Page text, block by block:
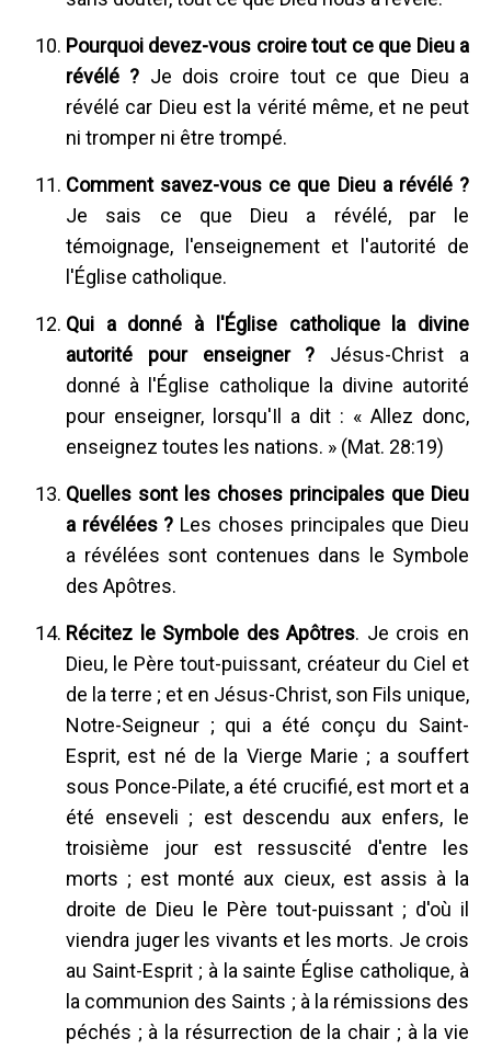
Pourquoi devez-vous croire tout ce que Dieu a
révélé ? Je dois croire tout ce que Dieu a
révélé car Dieu est la vérité même, et ne peut
ni tromper ni être trompé.
Comment savez-vous ce que Dieu a révélé ?
Je sais ce que Dieu a révélé, par le
témoignage, l'enseignement et l'autorité de
l'Église catholique.
Qui a donné à l'Église catholique la divine
autorité pour enseigner ? Jésus-Christ a
donné à l'Église catholique la divine autorité
pour enseigner, lorsqu'Il a dit : « Allez donc,
enseignez toutes les nations. » (Mat. 28:19)
Quelles sont les choses principales que Dieu
a révélées ? Les choses principales que Dieu
a révélées sont contenues dans le Symbole
des Apôtres.
Récitez le Symbole des Apôtres. Je crois en
Dieu, le Père tout-puissant, créateur du Ciel et
de la terre ; et en Jésus-Christ, son Fils unique,
Notre-Seigneur ; qui a été conçu du Saint-
Esprit, est né de la Vierge Marie ; a souffert
sous Ponce-Pilate, a été crucifié, est mort et a
été enseveli ; est descendu aux enfers, le
troisième jour est ressuscité d'entre les
morts ; est monté aux cieux, est assis à la
droite de Dieu le Père tout-puissant ; d'où il
viendra juger les vivants et les morts. Je crois
au Saint-Esprit ; à la sainte Église catholique, à
la communion des Saints ; à la rémissions des
péchés ; à la résurrection de la chair ; à la vie